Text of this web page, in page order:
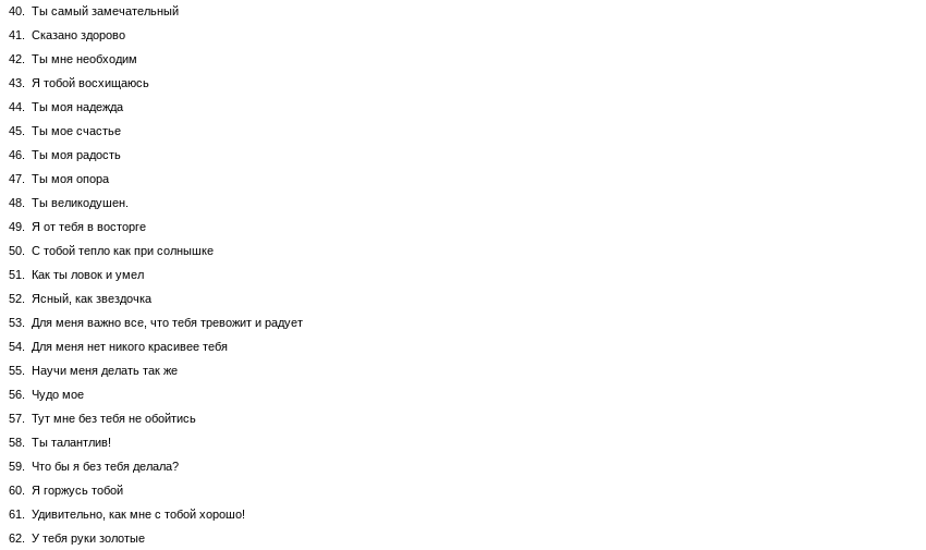
40. Ты самый замечательный
41. Сказано здорово
42. Ты мне необходим
43. Я тобой восхищаюсь
44. Ты моя надежда
45. Ты мое счастье
46. Ты моя радость
47. Ты моя опора
48. Ты великодушен.
49. Я от тебя в восторге
50. С тобой тепло как при солнышке
51. Как ты ловок и умел
52. Ясный, как звездочка
53. Для меня важно все, что тебя тревожит и радует
54. Для меня нет никого красивее тебя
55. Научи меня делать так же
56. Чудо мое
57. Тут мне без тебя не обойтись
58. Ты талантлив!
59. Что бы я без тебя делала?
60. Я горжусь тобой
61. Удивительно, как мне с тобой хорошо!
62. У тебя руки золотые